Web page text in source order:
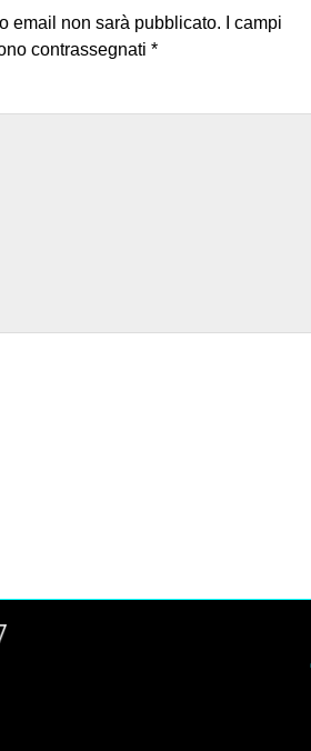
email non sarà pubblicato.
I campi
contrassegnati *